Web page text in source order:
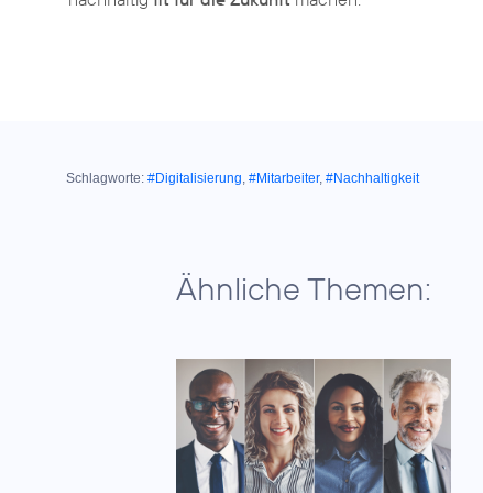
Schlagworte: #Digitalisierung, #Mitarbeiter, #Nachhaltigkeit
Ähnliche Themen: